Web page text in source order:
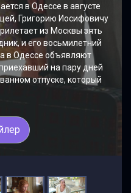
в Одессе в августе
Григорию Иосифовичу
из Москвы зять
и его восьмилетний
в Одессе объявляют
на пару дней
отпуске, который